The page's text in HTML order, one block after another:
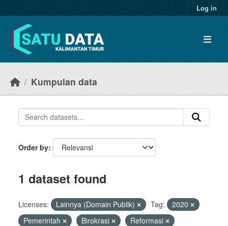
Log in
Kumpulan data
Order by
1 dataset found
Licenses: Lainnya (Domain Publik) Tag:
2020
Pemerintah
Birokrasi
Reformasi